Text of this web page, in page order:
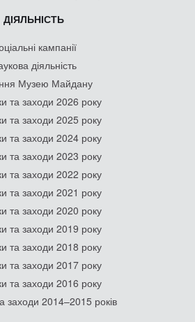
ДІЯЛЬНІСТЬ
кампанії
діяльність
Музею Майдану
та заходи 2026 року
та заходи 2025 року
та заходи 2024 року
та заходи 2023 року
та заходи 2022 року
та заходи 2021 року
та заходи 2020 року
та заходи 2019 року
та заходи 2018 року
та заходи 2017 року
та заходи 2016 року
заходи 2014–2015 років